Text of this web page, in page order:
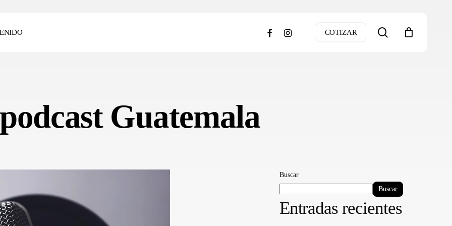
COTIZAR search
facebookinstagram
Guatemala
Buscar
Buscar
Entradas recientes